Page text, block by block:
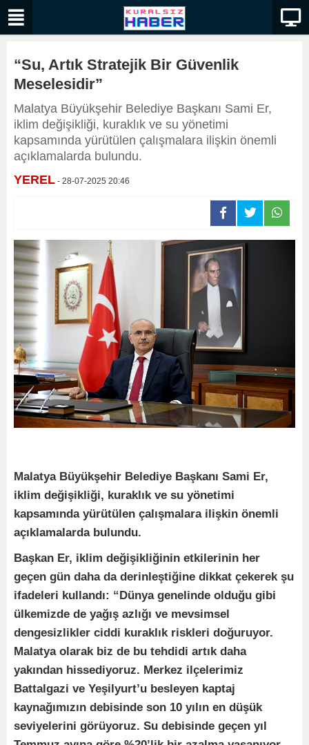
“Su, Artık Stratejik Bir Güvenlik
Meselesidir”
Malatya Büyükşehir Belediye Başkanı Sami Er,
iklim değişikliği, kuraklık ve su yönetimi
kapsamında yürütülen çalışmalara ilişkin önemli
açıklamalarda bulundu.
YEREL - 28-07-2025 20:46
Malatya Büyükşehir Belediye Başkanı Sami Er,
iklim değişikliği, kuraklık ve su yönetimi
kapsamında yürütülen çalışmalara ilişkin önemli
açıklamalarda bulundu.
Başkan Er, iklim değişikliğinin etkilerinin her
geçen gün daha da derinleştiğine dikkat çekerek şu
ifadeleri kullandı: “Dünya genelinde olduğu gibi
ülkemizde de yağış azlığı ve mevsimsel
dengesizlikler ciddi kuraklık riskleri doğuruyor.
Malatya olarak biz de bu tehdidi artık daha
yakından hissediyoruz. Merkez ilçelerimiz
Battalgazi ve Yeşilyurt’u besleyen kaptaj
kaynağımızın debisinde son 10 yılın en düşük
seviyelerini görüyoruz. Su debisinde geçen yıl